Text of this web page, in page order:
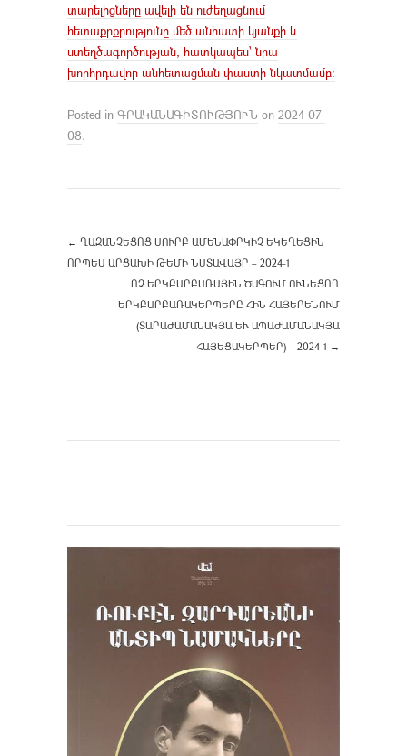
տարելիցները ավելի են ուժեղացնում
հետաքրքրությունը մեծ անհատի կյանքի և
ստեղծագործության, հատկապես՝ նրա
խորհրդավոր անհետացման փաստի նկատմամբ։
Posted in ԳՐԱԿԱՆԱԳԻՏՈՒԹՅՈՒՆ on 2024-07-
08.
← ՂԱԶԱՆՉԵՑՈՑ ՍՈՒՐԲ ԱՄԵՆԱՓՐԿԻՉ ԵԿԵՂԵՑԻՆ
ՈՐՊԵՍ ԱՐՑԱԽԻ ԹԵՄԻ ՆՍՏԱՎԱՅՐ – 2024-1
ՈՉ ԵՐԿԲԱՐԲԱՌԱՅԻՆ ԾԱԳՈՒՄ ՈՒՆԵՑՈՂ
ԵՐԿԲԱՐԲԱՌԱԿԵՐՊԵՐԸ ՀԻՆ ՀԱՅԵՐԵՆՈՒՄ
(ՏԱՐԱԺԱՄԱՆԱԿՅԱ ԵՒ ԱՊԱԺԱՄԱՆԱԿՅԱ Հ
ԱՅԵՑԱԿԵՐՊԵՐ) – 2024-1 →